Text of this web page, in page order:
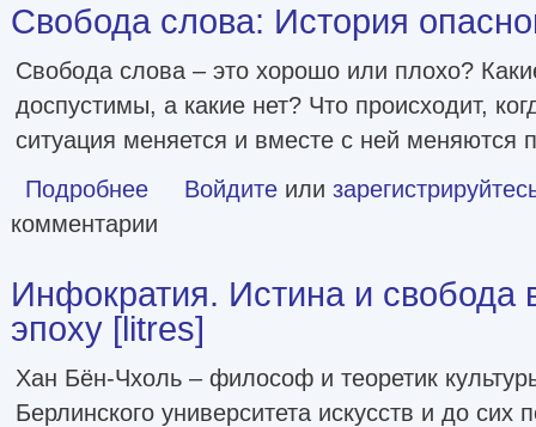
Свобода слова: История
Свобода слова – это хорошо или плохо?
доспустимы, а какие нет? Что происходит,
ситуация меняется и вместе с ней меняются
Подробнее о Свобода слова: История опасной идеи [litres]
Войдите или
комментарии
Инфократия. Истина и свобода
эпоху [litres]
Хан Бён-Чхоль – философ и теоретик
Берлинского университета искусств и до сих